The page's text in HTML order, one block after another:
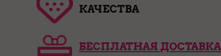
КАЧЕСТВА
БЕСПЛАТНАЯ ДОСТАВКА